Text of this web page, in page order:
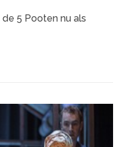
5 Pooten nu als